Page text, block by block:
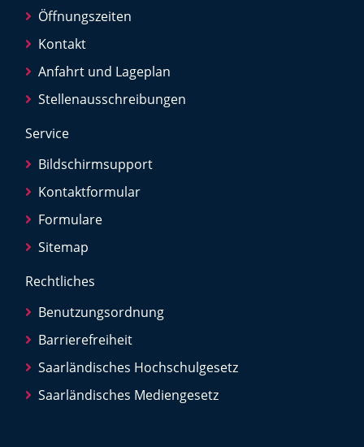
Öffnungszeiten
Kontakt
Anfahrt und Lageplan
Stellenausschreibungen
Service
Bildschirmsupport
Kontaktformular
Formulare
Sitemap
Rechtliches
Benutzungsordnung
Barrierefreiheit
Saarländisches Hochschulgesetz
Saarländisches Mediengesetz